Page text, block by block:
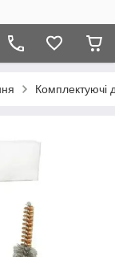
Комплектуючі